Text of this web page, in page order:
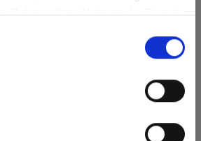
Rahmen Ihrer Nutzung der Dienste